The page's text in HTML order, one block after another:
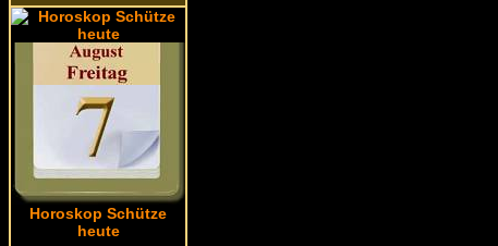
Horoskop Schütze
heute